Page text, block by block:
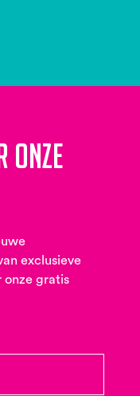
exclusieve
onze gratis